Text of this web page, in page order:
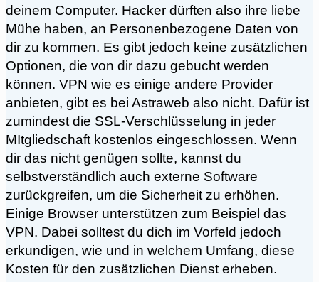
deinem Computer. Hacker dürften also ihre liebe
Mühe haben, an Personenbezogene Daten von
dir zu kommen. Es gibt jedoch keine zusätzlichen
Optionen, die von dir dazu gebucht werden
können. VPN wie es einige andere Provider
anbieten, gibt es bei Astraweb also nicht. Dafür ist
zumindest die SSL-Verschlüsselung in jeder
MItgliedschaft kostenlos eingeschlossen. Wenn
dir das nicht genügen sollte, kannst du
selbstverständlich auch externe Software
zurückgreifen, um die Sicherheit zu erhöhen.
Einige Browser unterstützen zum Beispiel das
VPN. Dabei solltest du dich im Vorfeld jedoch
erkundigen, wie und in welchem Umfang, diese
Kosten für den zusätzlichen Dienst erheben.